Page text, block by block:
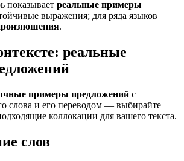
показывает реальные примеры
выражения; для ряда языков
.
реальные
примеры предложений с
слова и его переводом — выбирайте
коллокации для вашего текста.
слов